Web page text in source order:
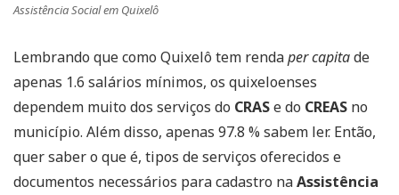
Assistência Social em Quixelô
Lembrando que como Quixelô tem rendaper capitade
apenas 1.6 salários mínimos, os quixeloenses
dependem muito dos serviços do CRASe do CREAS no
município. Além disso, apenas 97.8 % sabem ler. Então,
quer saber o que é, tipos de serviços oferecidos e
documentos necessários para cadastro naAssistência